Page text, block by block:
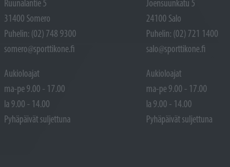
Ruunalantie 5
31400 Somero
Puhelin: (02) 748 9300
somero@sporttikone.fi
Aukioloajat
ma-pe 9.00 - 17.00
la 9.00 - 14.00
Pyhäpäivät suljettuna
Joensuunkatu 5
24100 Salo
Puhelin: (02) 721 1400
salo@sporttikone.fi
Aukioloajat
ma-pe 9.00 - 17.00
la 9.00 - 14.00
Pyhäpäivät suljettuna